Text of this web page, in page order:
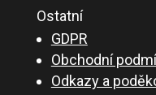
Ostatní
GDPR
Obchodní
Odkazy a